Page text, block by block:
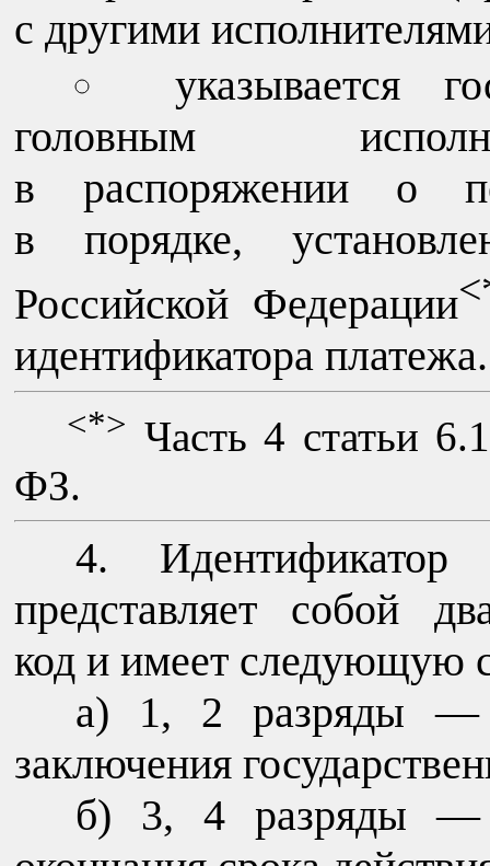
с другими
указывается
головным
в распоряжении о
в порядке,
Российской Федерации
идентификатора платежа.
<*> Часть 4 статьи
ФЗ.
Идентификатор
представляет собой
код и имеет следующую
а) 1, 2 разряды —
заключения
б) 3, 4 разряды —